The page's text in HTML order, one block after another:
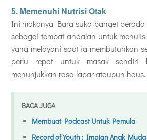
5. Memenuhi Nutrisi Otak
Ini makanya Bara suka banget berada
sebagai tempat andalan untuk
yang melayani saat ia membutuhkan
perlu repot untuk masak sendiri
menunjukkan rasa lapar ataupun haus.
BACA JUGA
Membuat Podcast Untuk Pemula
Record of Youth : Impian Anak Muda